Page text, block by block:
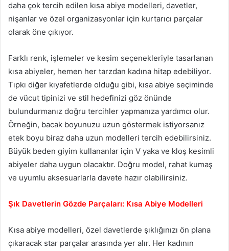
daha çok tercih edilen kısa abiye modelleri, davetler,
nişanlar ve özel organizasyonlar için kurtarıcı parçalar
olarak öne çıkıyor.
Farklı renk, işlemeler ve kesim seçenekleriyle tasarlanan
kısa abiyeler, hemen her tarzdan kadına hitap edebiliyor.
Tıpkı diğer kıyafetlerde olduğu gibi, kısa abiye seçiminde
de vücut tipinizi ve stil hedefinizi göz önünde
bulundurmanız doğru tercihler yapmanıza yardımcı olur.
Örneğin, bacak boyunuzu uzun göstermek istiyorsanız
etek boyu biraz daha uzun modelleri tercih edebilirsiniz.
Büyük beden giyim kullananlar için V yaka ve kloş kesimli
abiyeler daha uygun olacaktır. Doğru model, rahat kumaş
ve uyumlu aksesuarlarla davete hazır olabilirsiniz.
Şık Davetlerin Gözde Parçaları: Kısa Abiye Modelleri
Kısa abiye modelleri, özel davetlerde şıklığınızı ön plana
çıkaracak star parçalar arasında yer alır. Her kadının